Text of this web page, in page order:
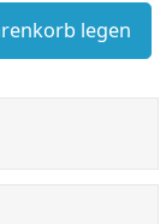
legen